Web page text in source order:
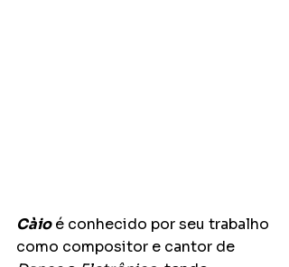
Càio é conhecido por seu trabalho
como compositor e cantor de